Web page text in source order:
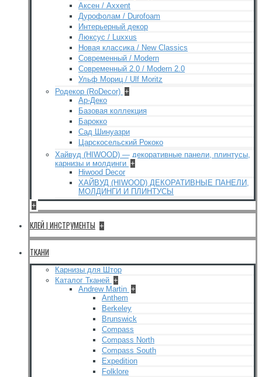
Аксен / Axxent
Дурофолам / Durofoam
Интерьерный декор
Люксус / Luxxus
Новая классика / New Classics
Современный / Modern
Современный 2.0 / Modern 2.0
Ульф Мориц / Ulf Moritz
Родекор (RoDecor) +
Ар-Деко
Базовая коллекция
Барокко
Сад Шинуазри
Царскосельский Рококо
Хайвуд (HIWOOD) — декоративные панели, плинтусы,
карнизы и молдинги +
Hiwood Decor
ХАЙВУД (HIWOOD) ДЕКОРАТИВНЫЕ ПАНЕЛИ,
МОЛДИНГИ И ПЛИНТУСЫ
+
КЛЕЙ | ИНСТРУМЕНТЫ +
ТКАНИ
Карнизы для Штор
Каталог Тканей +
Andrew Martin +
Anthem
Berkeley
Brunswick
Compass
Compass North
Compass South
Expedition
Folklore